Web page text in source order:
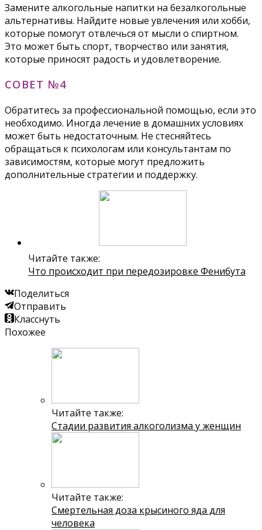
Замените алкогольные напитки на безалкогольные
альтернативы. Найдите новые увлечения или хобби,
которые помогут отвлечься от мысли о спиртном.
Это может быть спорт, творчество или занятия,
которые приносят радость и удовлетворение.
СОВЕТ №4
Обратитесь за профессиональной помощью, если это
необходимо. Иногда лечение в домашних условиях
может быть недостаточным. Не стесняйтесь
обращаться к психологам или консультантам по
зависимостям, которые могут предложить
дополнительные стратегии и поддержку.
Читайте также:
Что происходит при передозировке Фенибута
Поделиться
Отправить
Класснуть
Похожее
Читайте также:
Стадии развития алкоголизма у женщин
Читайте также:
Смертельная доза крысиного яда для
человека